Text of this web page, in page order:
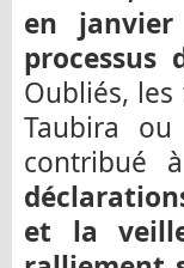
en
processus
Oubliés,
Taubira
contribué
et la